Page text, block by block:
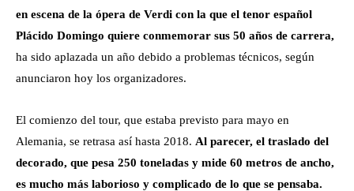
en escena de la ópera de Verdi con la que el tenor español
Plácido Domingo quiere conmemorar sus 50 años de carrera,
ha sido aplazada un año debido a problemas técnicos, según
anunciaron hoy los organizadores.
El comienzo del tour, que estaba previsto para mayo en
Alemania, se retrasa así hasta 2018. Al parecer, el traslado del
decorado, que pesa 250 toneladas y mide 60 metros de ancho,
es mucho más laborioso y complicado de lo que se pensaba.